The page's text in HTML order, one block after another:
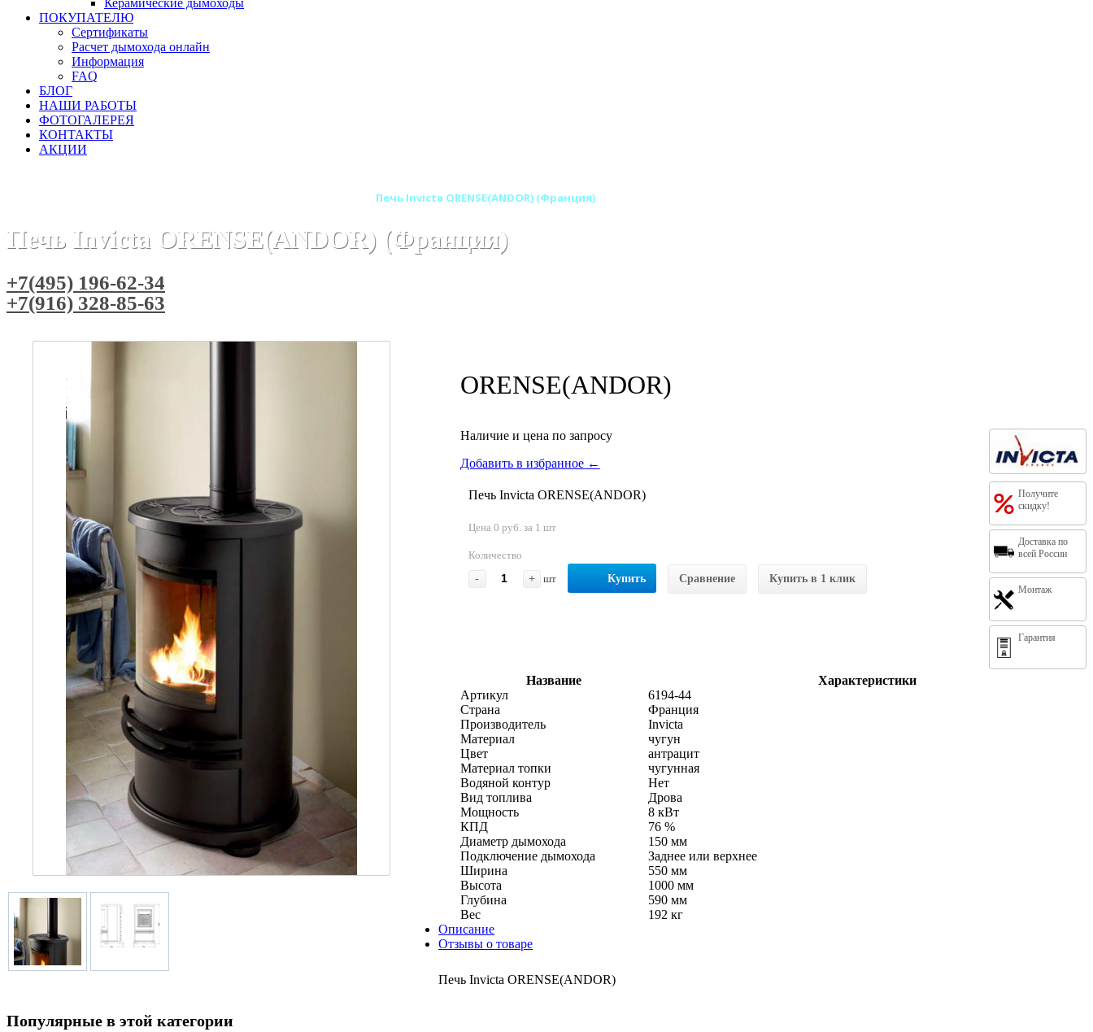
Керамические дымоходы
ПОКУПАТЕЛЮ
Сертификаты
Расчет дымохода онлайн
Информация
FAQ
БЛОГ
НАШИ РАБОТЫ
ФОТОГАЛЕРЕЯ
КОНТАКТЫ
АКЦИИ
Печь Invicta ORENSE(ANDOR) (Франция)
Печь Invicta ORENSE(ANDOR) (Франция)
+7(495) 196-62-34
+7(916) 328-85-63
ORENSE(ANDOR)
Получите
скидку!
Доставка по
всей России
Монтаж
Гарантия
Наличие и цена по запросу
Добавить в избранное ←
Печь Invicta ORENSE(ANDOR)
Цена 0 руб. за 1 шт
Количество
-
+ шт Купить Сравнение Купить в 1 клик
Название
Характеристики
Артикул
6194-44
Страна
Франция
Производитель
Invicta
Материал
чугун
Цвет
антрацит
Материал топки
чугунная
Водяной контур
Нет
Вид топлива
Дрова
Мощность
8 кВт
КПД
76 %
Диаметр дымохода
150 мм
Подключение дымохода
Заднее или верхнее
Ширина
550 мм
Высота
1000 мм
Глубина
590 мм
Вес
192 кг
Описание
Отзывы о товаре
Печь Invicta ORENSE(ANDOR)
Популярные в этой категории